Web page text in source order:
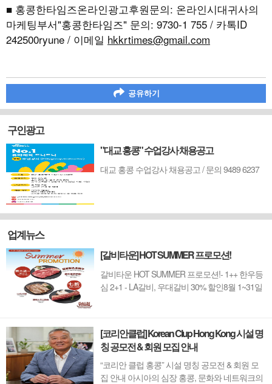
■ 홍콩한타임즈온라인광고후원문의: 온라인시대귀사의
마케팅부서"홍콩한타임즈" 문의: 9730-1 755 / 카톡ID
242500ryune / 이메일 hkkrtimes@gmail.com
공유하기
구인광고
"대교 홍콩" 수업강사 채용공고
대교 홍콩 수업강사 채용공고 / 문의 9489 6237
업계뉴스
[갈비타운] HOT SUMMER 프로모션!
갈비타운 HOT SUMMER 프로모션!- 1++ 한우등
심 2+1 - LA갈비, 우대갈비 30% 할인8월 1~31일
[코리안클럽] Korean Clup Hong Kong 시설 명
칭 공모전 & 회원 모집 안내
“코리안 클럽 홍콩” 시설 명칭 공모전 & 회원 모
집 안내 아시아의 심장 홍콩, 문화와 네트워크의